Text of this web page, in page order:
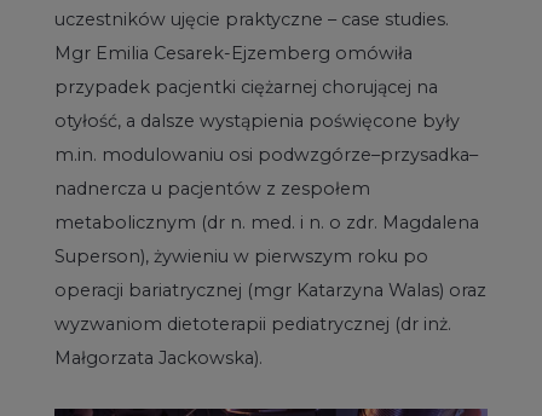
uczestników ujęcie praktyczne – case studies.
Mgr Emilia Cesarek-Ejzemberg omówiła
przypadek pacjentki ciężarnej chorującej na
otyłość, a dalsze wystąpienia poświęcone były
m.in. modulowaniu osi podwzgórze–przysadka–
nadnercza u pacjentów z zespołem
metabolicznym (dr n. med. i n. o zdr. Magdalena
Superson), żywieniu w pierwszym roku po
operacji bariatrycznej (mgr Katarzyna Walas) oraz
wyzwaniom dietoterapii pediatrycznej (dr inż.
Małgorzata Jackowska).